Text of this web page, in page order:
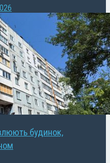
будинок,